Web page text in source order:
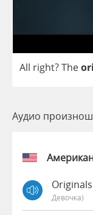
All right?The
Аудио
Девочка)